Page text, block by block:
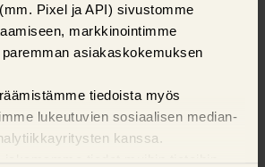
Pixel ja API) sivustomme
markkinointimme
asiakaskokemuksen
tiedoista myös
lukeutuvien sosiaalisen median-
kanssa.